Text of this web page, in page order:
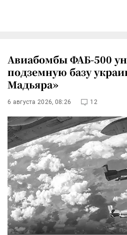
Авиабомбы ФАБ-500
подземную базу
Мадьяра»
6 августа 2026, 08:26 12